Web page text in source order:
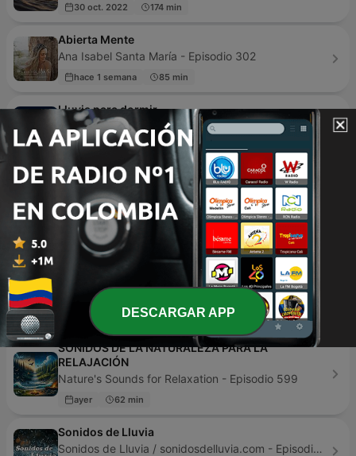
30 oct. 2022 174 min
Abierta Mente
Ana Isabel Santa María - Episodio 302
hace 1 semana 85 min
Lluvia para dormir
Unknown - Episodio 730
25 ene. 2026 180 min
Música Zen para relajarse y meditar || Conecta
con uno mismo
Frvn Méndez - Episodio 4
25 ago. 2023
Sonido de Lluvia, Lluvia Relajante, Lluvia Suave,
Lluvia Nocturna, Descanso Con Lluvia
Cristina S - Episodio 756
15 dic. 2025 180 min
SONIDOS DE LA NATURALEZA PARA LA
RELAJACIÓN
Nature's Sounds for Relaxation - Episodio 599
ayer 62 min
Sonidos de Lluvia
Sonidos de Lluvia / sonidosdelluvia.com - Episodio 124
DESCARGAR APP